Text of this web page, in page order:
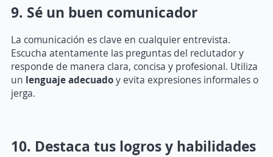
9. Sé un buen comunicador
La comunicación es clave en cualquier entrevista.
Escucha atentamente las preguntas del reclutador y
responde de manera clara, concisa y profesional. Utiliza
un lenguaje adecuadoy evita expresiones informales o
jerga.
10. Destaca tus logros y habilidades